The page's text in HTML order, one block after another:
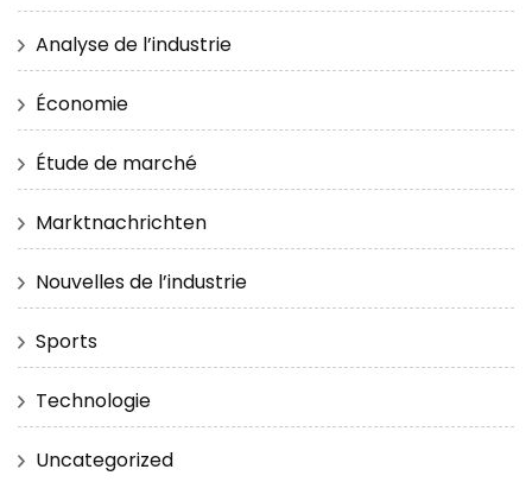
Analyse de l’industrie
Économie
Étude de marché
Marktnachrichten
Nouvelles de l’industrie
Sports
Technologie
Uncategorized